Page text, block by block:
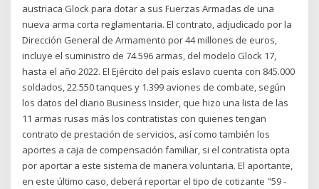
austriaca Glock para dotar a sus Fuerzas Armadas de una
nueva arma corta reglamentaria. El contrato, adjudicado por la
Dirección General de Armamento por 44 millones de euros,
incluye el suministro de 74.596 armas, del modelo Glock 17,
hasta el año 2022. El Ejército del país eslavo cuenta con 845.000
soldados, 22.550 tanques y 1.399 aviones de combate, según
los datos del diario Business Insider, que hizo una lista de las
11 armas rusas más los contratistas con quienes tengan
contrato de prestación de servicios, así como también los
aportes a caja de compensación familiar, si el contratista opta
por aportar a este sistema de manera voluntaria. El aportante,
en este último caso, deberá reportar el tipo de cotizante "59 -